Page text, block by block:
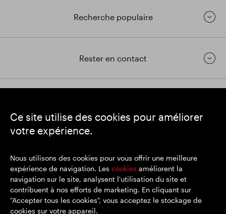
Ce site utilise des cookies pour améliorer
votre expérience.
Nous utilisons des cookies pour vous offrir une meilleure
expérience de navigation. Les cookies améliorent la
navigation sur le site, analysent l'utilisation du site et
contribuent à nos efforts de marketing. En cliquant sur
"Accepter tous les cookies", vous acceptez le stockage de
cookies sur votre appareil.
Recherche populaire
Rester en contact
SEGRO
Siège social : 1 New Burlington Place, Londres W1S 2HR
Lieu d'immatriculation : Angleterre et Pays de Galles
© SEGRO 2022